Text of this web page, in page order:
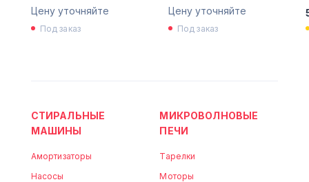
Цену уточняйте
Под заказ
Цену уточняйте
Под заказ
СТИРАЛЬНЫЕ
МАШИНЫ
Амортизаторы
Насосы
МИКРОВОЛНОВЫЕ
ПЕЧИ
Тарелки
Моторы